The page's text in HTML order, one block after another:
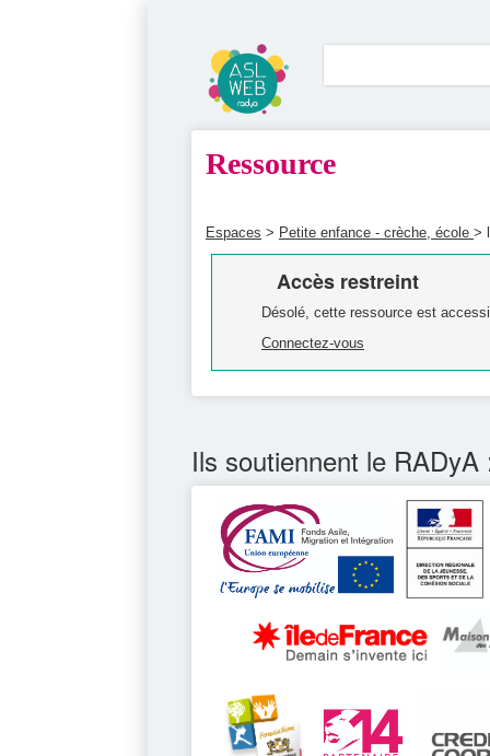
Ressource
Espaces > Petite enfance - crèche, école >
Accès restreint
Désolé, cette ressource est
Connectez-vous
Ils soutiennent le RADyA